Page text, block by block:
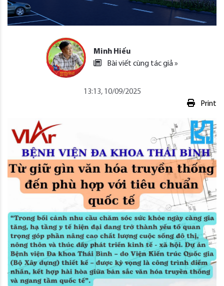
Minh Hiếu
Bài viết cùng tác giả »
13:13, 10/09/2025
Print